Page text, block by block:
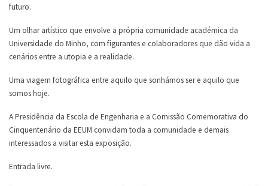
futuro.
Um olhar artístico que envolve a própria comunidade académica da
Universidade do Minho, com figurantes e colaboradores que dão vida a
cenários entre a utopia e a realidade.
Uma viagem fotográfica entre aquilo que sonhámos ser e aquilo que
somos hoje.
A Presidência da Escola de Engenharia e a Comissão Comemorativa do
Cinquentenário da EEUM convidam toda a comunidade e demais
interessados a visitar esta exposição.
Entrada livre.